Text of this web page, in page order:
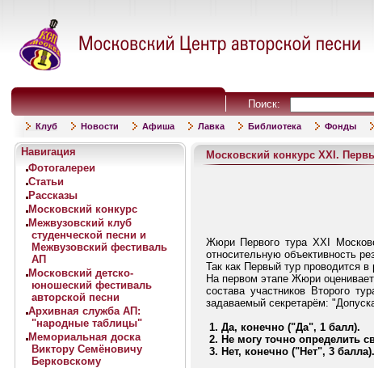
Поиск:
Клуб Новости Афиша Лавка Библиотека Фонды
Навигация
Фотогалереи
Статьи
Рассказы
Московский конкурс
Межвузовский клуб
студенческой песни и
Межвузовский фестиваль
АП
Московский детско-
юношеский фестиваль
авторской песни
Архивная служба АП:
"народные таблицы"
Мемориальная доска
Виктору Семёновичу
Берковскому
Московский конкурс XXI.
Жюри Первого тура XXI
относительную объективность
Так как Первый тур проводится
На первом этапе Жюри
состава участников Второго
задаваемый секретарём:
1. Да, конечно ("Да", 1 балл).
2. Не могу точно определить
3. Нет, конечно ("Нет", 3 балла).